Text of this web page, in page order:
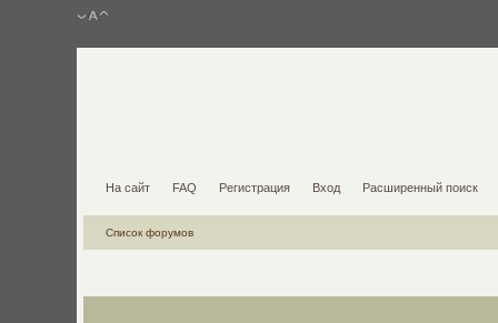
На сайт FAQ Регистрация Вход Расширенный поиск
Список форумов